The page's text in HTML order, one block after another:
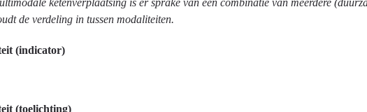
ketenverplaatsing is er sprake van een combinatie van meerdere
de verdeling in tussen modaliteiten.
(indicator)
(toelichting)